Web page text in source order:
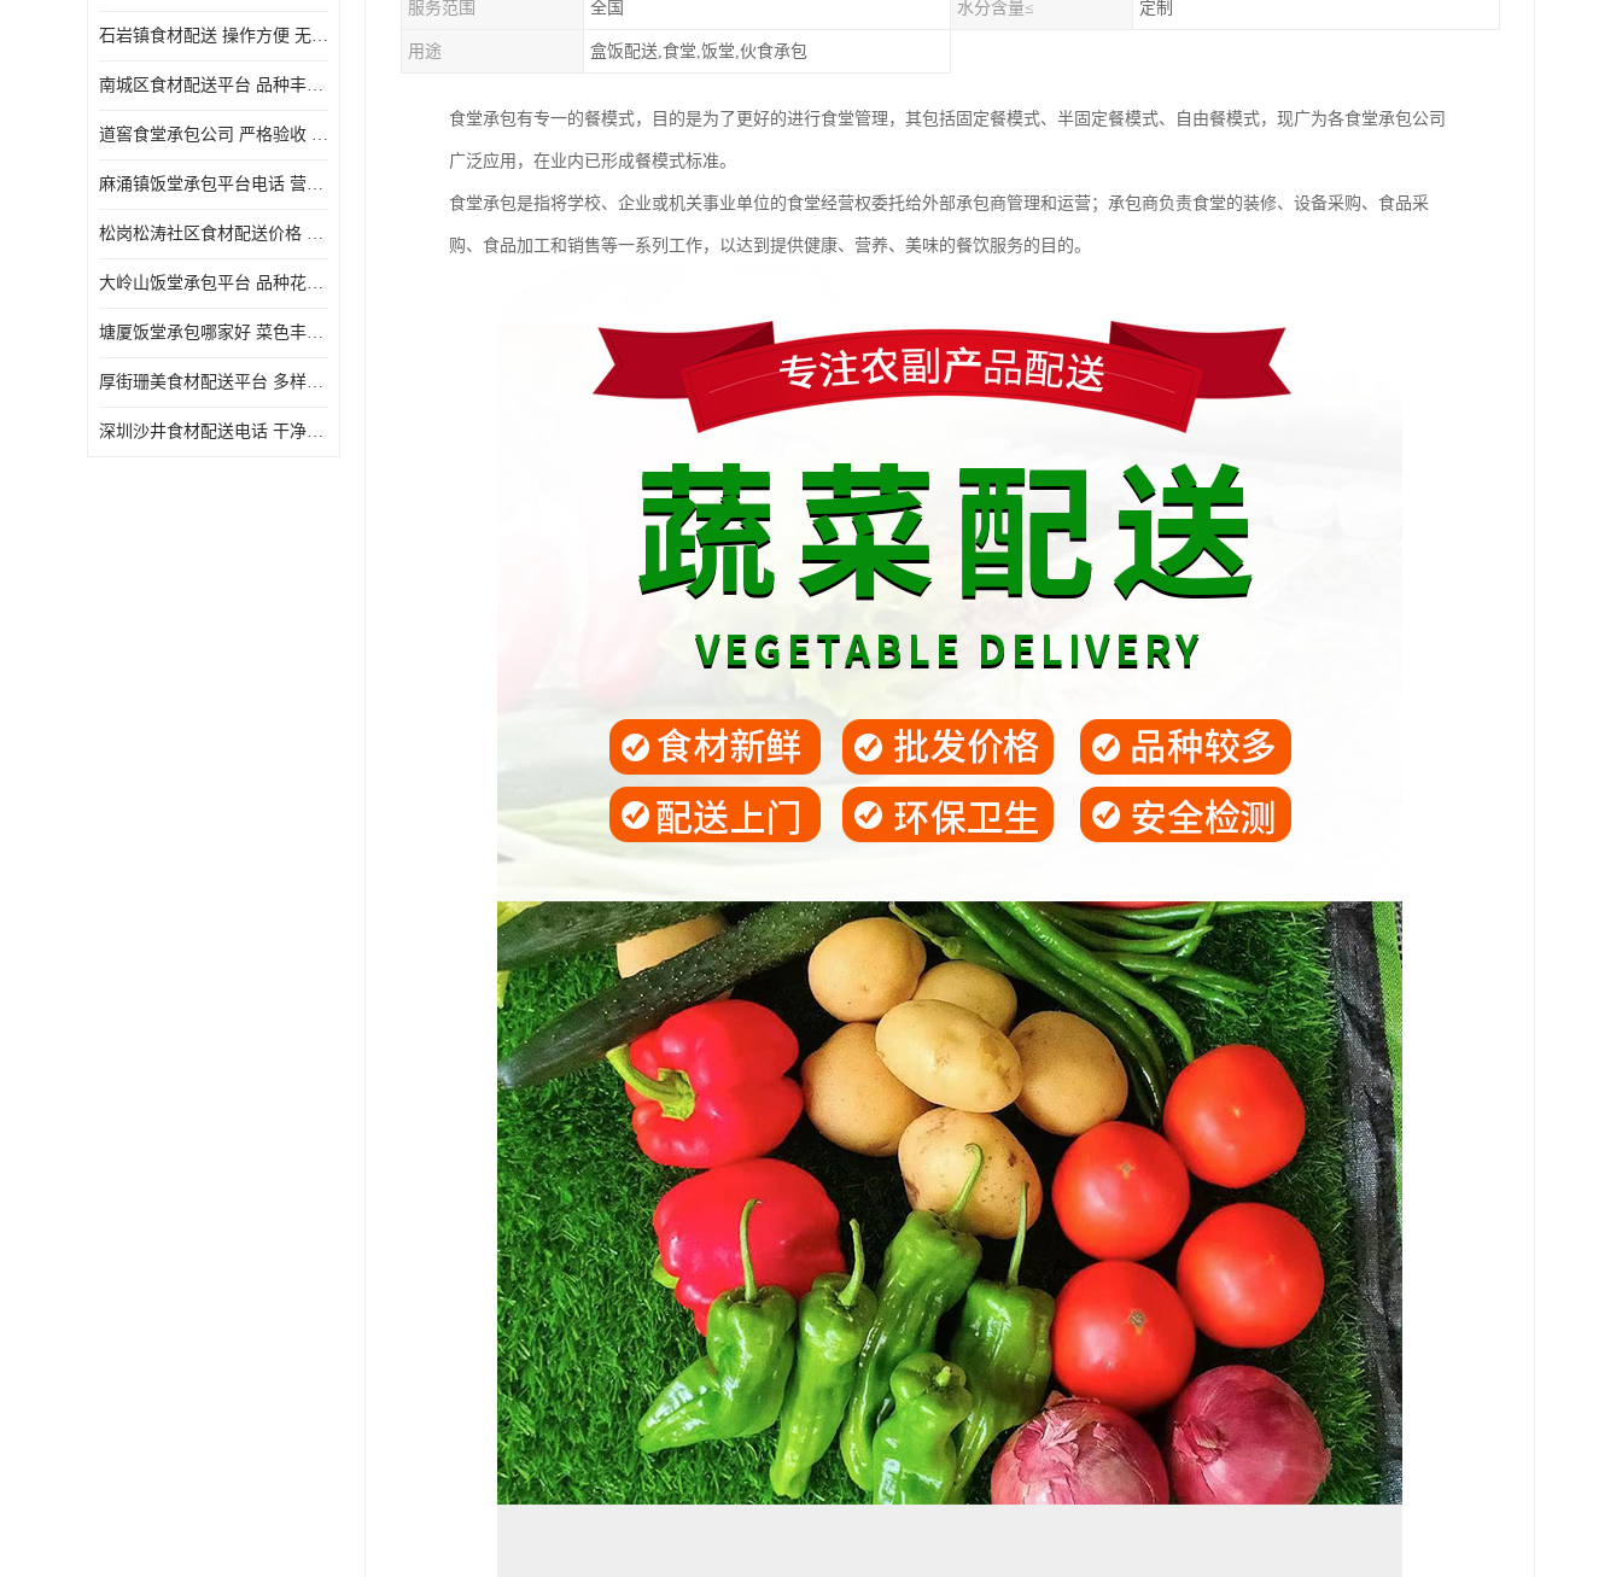
石岩镇食材配送 操作方便 无需亲自管理
南城区食材配送平台 品种丰富 配送时间较短
道窖食堂承包公司 严格验收 维持供膳品质稳定
麻涌镇饭堂承包平台电话 营养均衡 定期推出新菜式
松岗松涛社区食材配送价格 搭配均匀 菜式品种类别多
大岭山饭堂承包平台 品种花样丰富 定期推出新菜式
塘厦饭堂承包哪家好 菜色丰富 大幅度降低食材成本
厚街珊美食材配送平台 多样化选择 提高膳食质量
深圳沙井食材配送电话 干净卫生 无需亲自管理
服务范围 全国 水分含量≤ 定制
用途 盒饭配送,食堂,饭堂,伙食承包
食堂承包有专一的餐模式，目的是为了更好的进行食堂管理，其包括固定餐模式、半固定餐模式、自由餐模式，现广为各食堂承包公司
广泛应用，在业内已形成餐模式标准。
食堂承包是指将学校、企业或机关事业单位的食堂经营权委托给外部承包商管理和运营；承包商负责食堂的装修、设备采购、食品采
购、食品加工和销售等一系列工作，以达到提供健康、营养、美味的餐饮服务的目的。